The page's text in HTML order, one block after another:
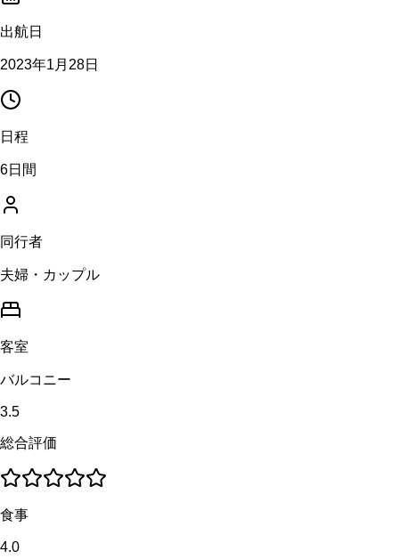
出航日
2023年1月28日
日程
6日間
同行者
夫婦・カップル
客室
バルコニー
3.5
総合評価
食事
4.0